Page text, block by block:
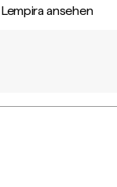
Lempira ansehen